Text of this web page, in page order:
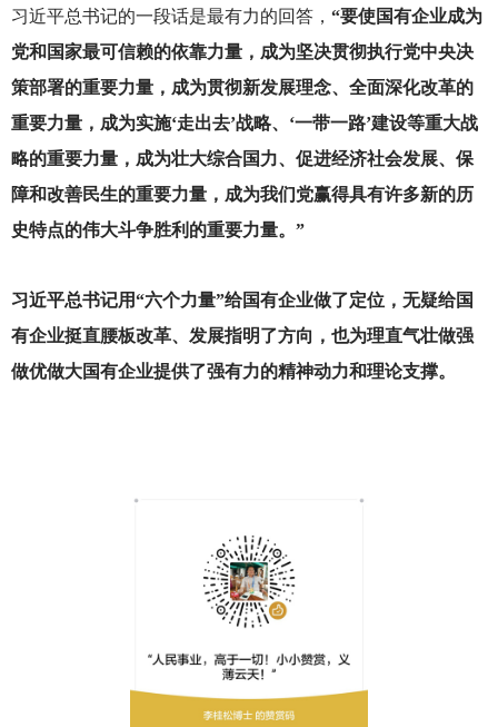
习近平总书记的一段话是最有力的回答， “要使国有企业成为
党和国家最可信赖的依靠力量，成为坚决贯彻执行党中央决
策部署的重要力量，成为贯彻新发展理念、全面深化改革的
重要力量，成为实施‘走出去’战略、‘一带一路’建设等重大战
略的重要力量，成为壮大综合国力、促进经济社会发展、保
障和改善民生的重要力量，成为我们党赢得具有许多新的历
史特点的伟大斗争胜利的重要力量。”
习近平总书记用“六个力量”给国有企业做了定位，无疑给国
有企业挺直腰板改革、发展指明了方向，也为理直气壮做强
做优做大国有企业提供了强有力的精神动力和理论支撑。